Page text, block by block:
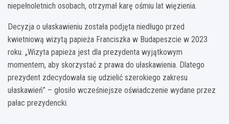
niepełnoletnich osobach, otrzymał karę ośmiu lat więzienia.
Decyzja o ułaskawieniu została podjęta niedługo przed
kwietniową wizytą papieża Franciszka w Budapeszcie w 2023
roku. „Wizyta papieża jest dla prezydenta wyjątkowym
momentem, aby skorzystać z prawa do ułaskawienia. Dlatego
prezydent zdecydowała się udzielić szerokiego zakresu
ułaskawień” – głosiło wcześniejsze oświadczenie wydane przez
pałac prezydencki.